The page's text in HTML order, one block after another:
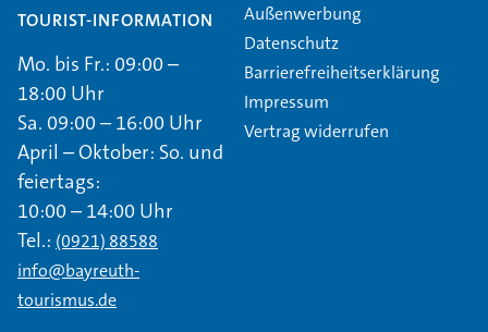
TOURIST-INFORMATION
Mo. bis Fr.: 09:00 –
18:00 Uhr
Sa. 09:00 – 16:00 Uhr
April – Oktober: So. und
feiertags:
10:00 – 14:00 Uhr
Tel.: (0921) 88588
info@bayreuth-
tourismus.de
Außenwerbung
Datenschutz
Barrierefreiheitserklärung
Impressum
Vertrag widerrufen